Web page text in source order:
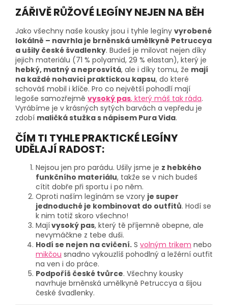
ZÁŘIVĚ RŮŽOVÉ LEGÍNY NEJEN NA BĚH
Jako všechny naše kousky jsou i tyhle legíny vyrobené
lokálně – navrhla je brněnská umělkyně Petruccya
a ušily české švadlenky. Budeš je milovat nejen díky
jejich materiálu (71 % polyamid, 29 % elastan), který je
hebký, matný a neprosvítá, ale i díky tomu, že mají
na každé nohavici praktickou kapsu, do které
schováš mobil i klíče. Pro co největší pohodlí mají
legoše samozřejmě vysoký pas, který máš tak ráda.
Vyrábíme je v krásných sytých barvách a vepředu je
zdobí maličká stužka s nápisem Pura Vida.
ČÍM TI TYHLE PRAKTICKÉ LEGÍNY
UDĚLAJÍ RADOST:
Nejsou jen pro parádu. Ušily jsme je z hebkého
funkčního materiálu, takže se v nich budeš
cítit dobře při sportu i po něm.
Oproti naším legínám se vzory je super
jednoduché je kombinovat do outfitů. Hodí se
k nim totiž skoro všechno!
Majívysoký pas, který tě příjemně obepne, ale
nevymáčkne z tebe duši.
Hodí se nejen na cvičení. S volným trikem nebo
mikčou snadno vykouzlíš pohodlný a ležérní outfit
na ven i do práce.
Podpoříš české tvůrce. Všechny kousky
navrhuje brněnská umělkyně Petruccya a šijou
české švadlenky.